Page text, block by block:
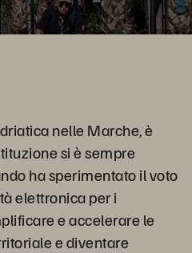
nelle Marche, è
si è sempre
ha sperimentato il voto
elettronica per i
e accelerare le
e diventare